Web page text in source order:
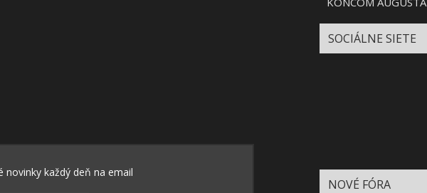
SOCIÁLNE SIETE
NOVÉ FÓRA